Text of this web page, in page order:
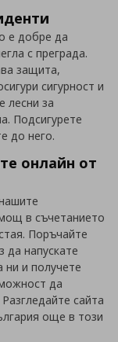
е добре да
с преграда.
защита,
сигурност и
лесни за
Подсигурете
до него.
онлайн от
в съчетанието
Поръчайте
да напускате
ни и получете
да
сайта
още в този